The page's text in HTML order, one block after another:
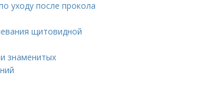
уходу после прокола
щитовидной
знаменитых